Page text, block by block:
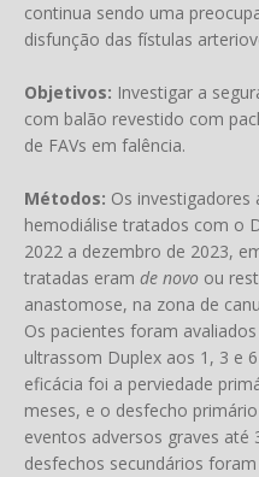
continua sendo uma
disfunção das fístulas
Objetivos: Investigar a
com balão revestido com
de FAVs em falência.
Métodos: Os investigadores
hemodiálise tratados com o
2022 a dezembro de 2023,
tratadas eram de novo ou
anastomose, na zona de
Os pacientes foram
ultrassom Duplex aos 1, 3 e
eficácia foi a perviedade
meses, e o desfecho
eventos adversos graves até
desfechos secundários